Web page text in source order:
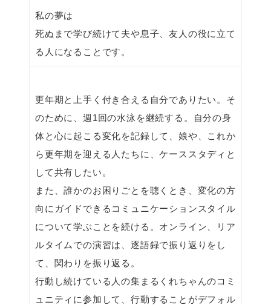
私の夢は
死ぬまで学び続けて夫や息子、友人の役に立て
る人になることです。
更年期と上手く付き合える自分でありたい。そ
のために、週1回の水泳を継続する。自分の身
体と心に起こる変化を記録して、娘や、これか
ら更年期を迎える人たちに、ケーススタディと
して共有したい。
また、誰かのお困りごとを聴くとき、変化の方
向にガイドできるコミュニケーションスタイル
について学ぶことを続ける。オンライン、リア
ルタイムでの演習は、逐語録で振り返りをし
て、関わりを振り返る。
行動し続けている人の集まるくれちゃんのコミ
ュニティに参加して、行動することがデフォル